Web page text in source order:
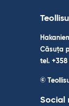
Căsuța
tel. +358
©
Social